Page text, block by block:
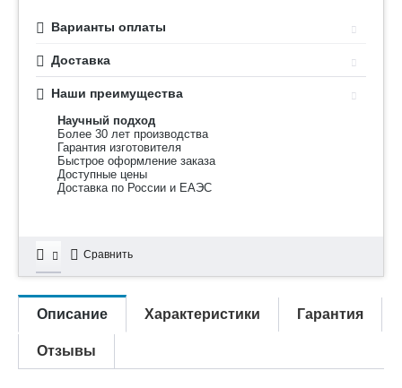
Варианты оплаты
Доставка
Наши преимущества
Научный подход
Более 30 лет производства
Гарантия изготовителя
Быстрое оформление заказа
Доступные цены
Доставка по России и ЕАЭС
Сравнить
Описание Характеристики Гарантия
Отзывы